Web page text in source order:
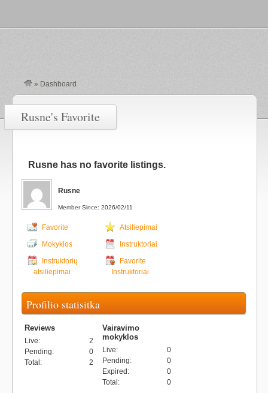
» Dashboard
Rusne's Favorite
Rusne has no favorite listings.
Rusne
Member Since: 2026/02/11
Favorite
Atsiliepimai
Mokyklos
Instruktoriai
Instruktorių
atsiliepimai
Favorite
Instruktoriai
Profilio statisitka
Reviews
Live:
2
Pending:
0
Total : 2
Vairavimo
mokyklos
Live:
0
Pending:
0
Expired :
0
Total : 0